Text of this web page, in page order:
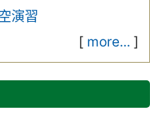
演習
[ more... ]